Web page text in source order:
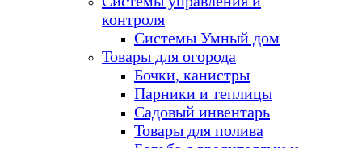
контроля
Системы Умный дом
Товары для огорода
Бочки, канистры
Парники и теплицы
Садовый инвентарь
Товары для полива